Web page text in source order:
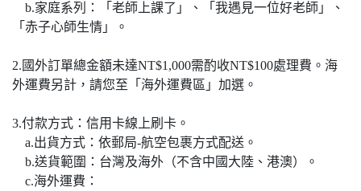
b.家庭系列：「老師上課了」、「我遇見一位好老師」、
「赤子心師生情」。
2.國外訂單總金額未達NT$1,000需酌收NT$100處理費。海
外運費另計，請您至「海外運費區」加選。
3.付款方式：信用卡線上刷卡。
a.出貨方式：依郵局-航空包裹方式配送。
b.送貨範圍：台灣及海外（不含中國大陸、港澳）。
c.海外運費：